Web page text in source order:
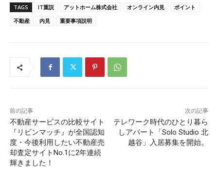
TAGS IT重説 アットホーム株式会社 オンライン内見
ポイント
不動産
内見 重要事項説明
前の記事
不動産サービスの比較サイト
『リビンマッチ』が全国認知
度・今後利用したい不動産売
却査定サイトNo.1に2年連続
輝きました！
次の記事
テレワーク時代のひとり暮ら
しアパート「Solo Studio 北
越谷」入居募集を開始。